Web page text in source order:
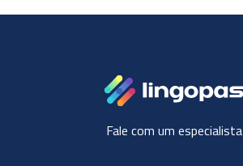
Fale com um especialista